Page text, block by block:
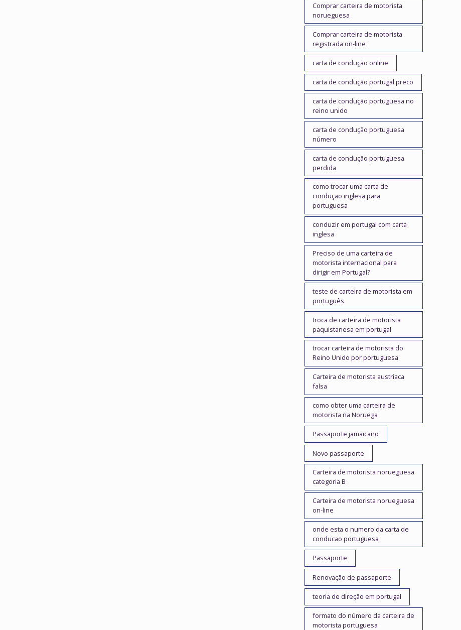
Comprar carteira de motorista
norueguesa
Comprar carteira de motorista
registrada on-line
carta de condução online
carta de condução portugal preco
carta de condução portuguesa no
reino unido
carta de condução portuguesa
número
carta de condução portuguesa
perdida
como trocar uma carta de
condução inglesa para
portuguesa
conduzir em portugal com carta
inglesa
Preciso de uma carteira de
motorista internacional para
dirigir em Portugal?
teste de carteira de motorista em
português
troca de carteira de motorista
paquistanesa em portugal
trocar carteira de motorista do
Reino Unido por portuguesa
Carteira de motorista austríaca
falsa
como obter uma carteira de
motorista na Noruega
Passaporte jamaicano
Novo passaporte
Carteira de motorista norueguesa
categoria B
Carteira de motorista norueguesa
on-line
onde esta o numero da carta de
conducao portuguesa
Passaporte
Renovação de passaporte
teoria de direção em portugal
formato do número da carteira de
motorista portuguesa